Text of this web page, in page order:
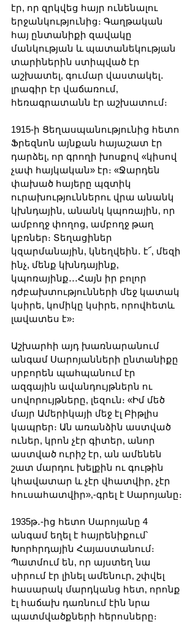
էր, որ զրկվեց հայր ունենալու
երջանկությունից։ Գաղթական
հայ ընտանիքի զավակը
մանկության և պատանեկության
տարիներին ստիպված էր
աշխատել, գումար վաստակել․
լրագիր էր վաճառում,
հեռագրատանն էր աշխատում։
1915-ի Ցեղասպանությունից հետո
Ֆրեզնոն այնքան հայաշատ էր
դարձել, որ գրողի խոսքով «կիսով
չափ հայկական» էր։ «Ջարդեն
փախած հայերը պզտիկ
ուրախություններու վրա անանկ
կխնդային, անանկ կպոռային, որ
ամբողջ փողոց, ամբողջ թաղ
կբռներ։ Տեղացիներ
կզարմանային, կնեղվեին․ է՜, մեզի
ինչ, մենք կխնդայինք,
կպոռայինք․․․Հայն իր բոլոր
դժբախտությունների մեջ կատակ
կսիրե, կոմիկը կսիրե, որովհետև
լավատես է»։
Աշխարհի այդ խառնարանում
անգամ Սարոյանների ընտանիքը
սրբորեն պահպանում էր
ազգային ավանդույթներն ու
սովորույթները, լեզուն։ «Իմ մեծ
մայր Ամերիկայի մեջ էլ Բիթլիս
կապրեր։ Ան առանձին աստված
ուներ, կրոն չէր գիտեր, անոր
աստված ուրիշ էր, ան ամենեն
շատ մարդու խելքին ու գութին
կհավատար և չէր վհատվիր, չէր
հուսահատվիր»,-գրել է Սարոյանը։
1935թ․-ից հետո Սարոյանը 4
անգամ եղել է հայրենիքում՝
Խորհրդային Հայաստանում։
Պատմում են, որ այստեղ նա
սիրում էր լինել ամենուր, շփվել
հասարակ մարդկանց հետ, որոնք
էլ հաճախ դառնում էին նրա
պատմվածքների հերոսները։